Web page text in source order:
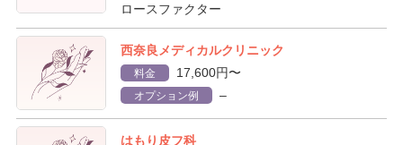
ロースファクター
西奈良メディカルクリニック
料金 17,600円〜
オプション例 –
はもり皮フ科